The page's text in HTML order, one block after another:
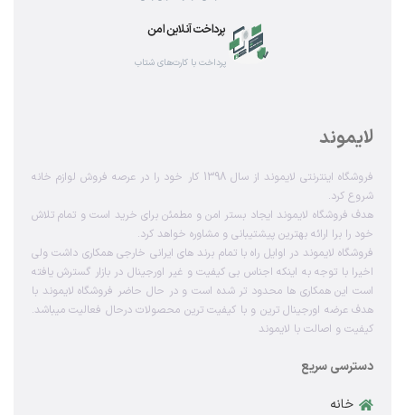
پرداخت آنلاین امن
پرداخت با کارت‌های شتاب
لایموند
فروشگاه اینترنتی لایموند از سال 1398 کار خود را در عرصه فروش لوازم خانه
شروع کرد.
هدف فروشگاه لایموند ایجاد بستر امن و مطمئن برای خرید است و تمام تلاش
خود را برا ارائه بهترین پیشتیبانی و مشاوره خواهد کرد.
فروشگاه لایموند در اوایل راه با تمام برند های ایرانی خارجی همکاری داشت ولی
اخیرا با توجه به اینکه اجناس بی کیفیت و غیر اورجینال در بازار گسترش یافته
است این همکاری ها محدود تر شده است و در حال حاضر فروشگاه لایموند با
هدف عرضه اورجینال ترین و با کیفیت ترین محصولات درحال فعالیت میباشد.
کیفیت و اصالت با لایموند
دسترسی سریع
خانه